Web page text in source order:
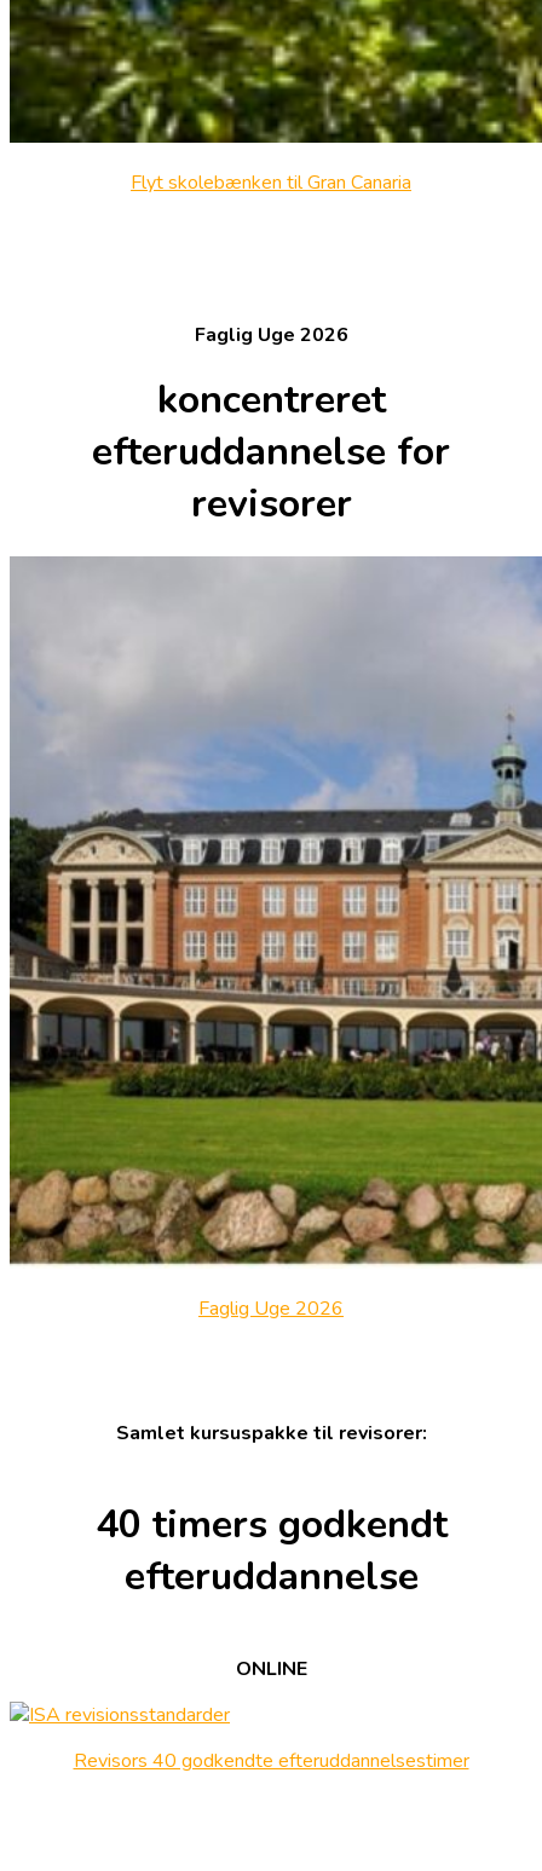
Flyt skolebænken til Gran Canaria
Faglig Uge 2026
koncentreret
efteruddannelse for
revisorer
Faglig Uge 2026
Samlet kursuspakke til revisorer:
40 timers godkendt
efteruddannelse
ONLINE
Revisors 40 godkendte efteruddannelsestimer